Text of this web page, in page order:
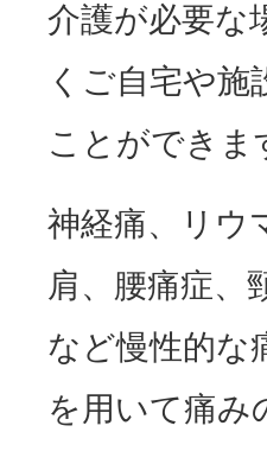
介護が必要な
くご自宅や
ことができま
神経痛、リウ
肩、腰痛症、
など慢性的な
を用いて痛み